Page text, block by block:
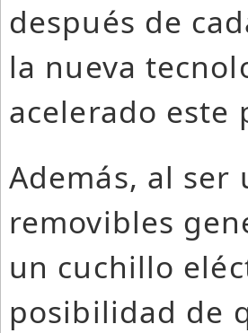
después de
la nueva
acelerado este
Además, al
removibles
un cuchillo
posibilidad de